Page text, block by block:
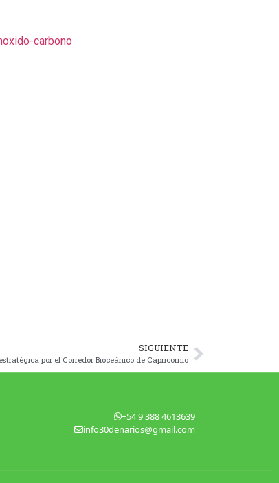
carbono
SIGUIENTE
por el Corredor Bioceánico de Capricornio
+54 9 388 4613639
info30denarios@gmail.com